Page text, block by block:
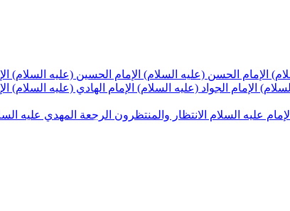
الإمام الحسن (عليه السلام) الإمام الحسين (عليه السلام)
الإمام الجواد (عليه السلام) الإمام الهادي (عليه السلام)
عليه السلام الانتظار والمنتظرون الرجعة المهدي عليه